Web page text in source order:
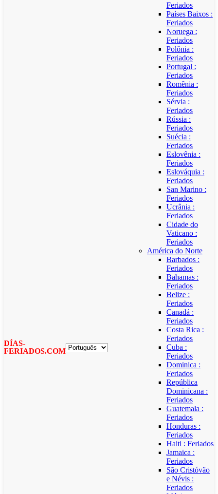
DÍAS-
FERIADOS.COM
Feriados
Países Baixos :
Feriados
Noruega :
Feriados
Polônia :
Feriados
Portugal :
Feriados
Romênia :
Feriados
Sérvia :
Feriados
Rússia :
Feriados
Suécia :
Feriados
Eslovênia :
Feriados
Eslováquia :
Feriados
San Marino :
Feriados
Ucrânia :
Feriados
Cidade do
Vaticano :
Feriados
América do Norte
Barbados :
Feriados
Bahamas :
Feriados
Belize :
Feriados
Canadá :
Feriados
Costa Rica :
Feriados
Cuba :
Feriados
Dominica :
Feriados
República
Dominicana :
Feriados
Guatemala :
Feriados
Honduras :
Feriados
Haiti : Feriados
Jamaica :
Feriados
São Cristóvão
e Névis :
Feriados